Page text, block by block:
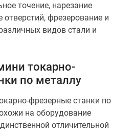
точение, нарезание
отверстий, фрезерование и
видов стали и
токарно-
по металлу
фрезерные станки по
на оборудование
отличительной